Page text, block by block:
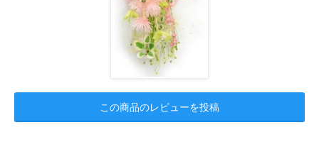
この商品のレビューを投稿